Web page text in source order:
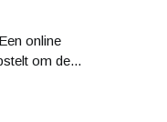
online
om de...